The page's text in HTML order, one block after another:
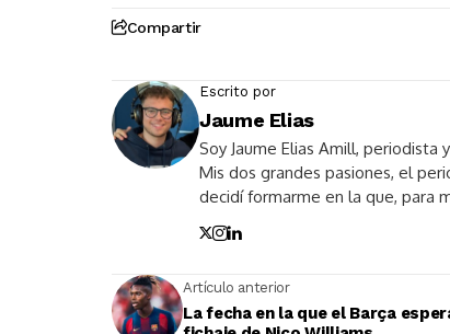
Compartir
Escrito por
Jaume Elias
Soy Jaume Elias Amill,
Mis dos grandes pasiones, el
decidí formarme en la que, para
Artículo anterior
La fecha en la que el Barça